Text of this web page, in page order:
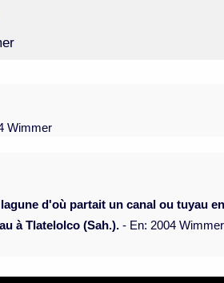
Wimmer
d'où partait un canal ou tuyau
à Tlatelolco (Sah.). - En: 2004 Wimmer